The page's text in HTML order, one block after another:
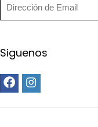
Siguenos